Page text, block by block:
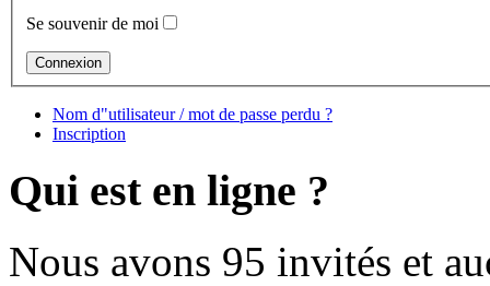
Se souvenir de moi
Nom d"utilisateur / mot de passe perdu ?
Inscription
Qui est en ligne ?
Nous avons 95 invités et